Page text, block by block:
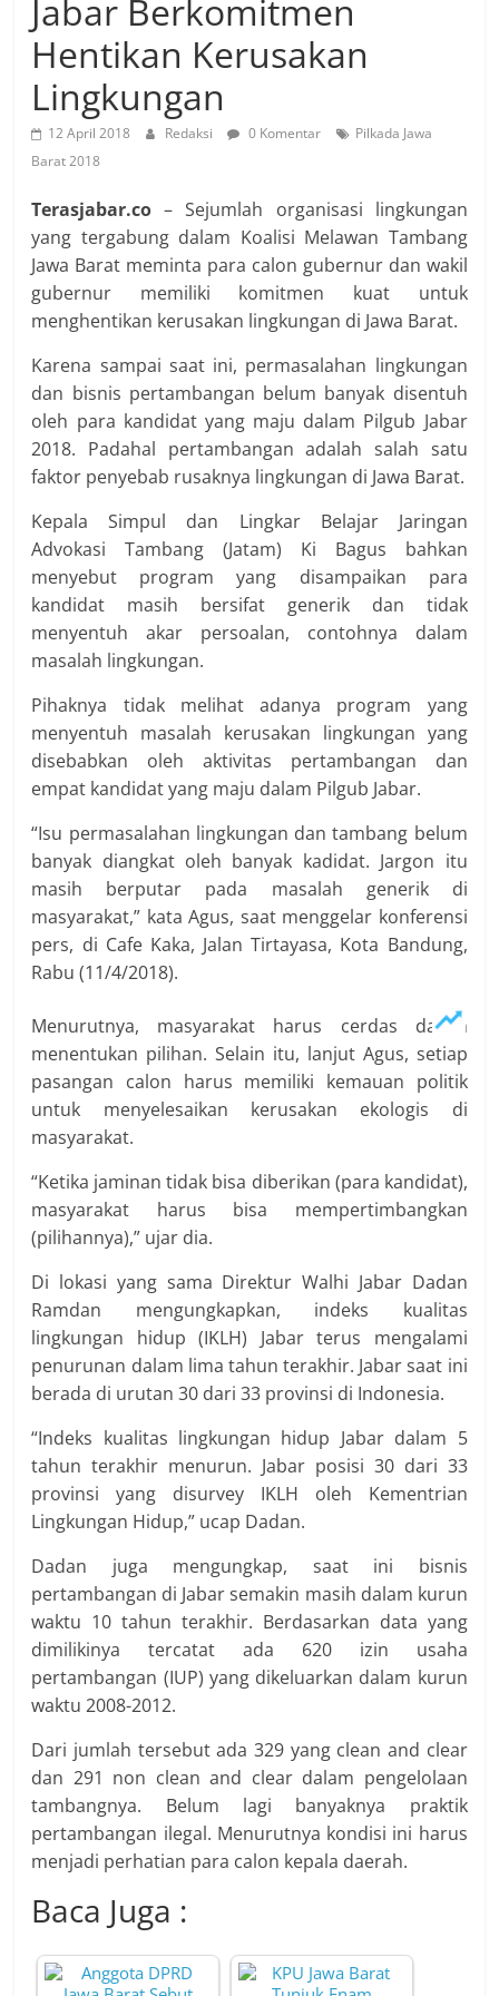
Jabar Berkomitmen
Hentikan Kerusakan
Lingkungan
12 April 2018 Redaksi 0 Komentar
Pilkada Jawa
Barat 2018
Terasjabar.co – Sejumlah organisasi lingkungan
yang tergabung dalam Koalisi Melawan Tambang
Jawa Barat meminta para calon gubernur dan wakil
gubernur memiliki komitmen kuat untuk
menghentikan kerusakan lingkungan di Jawa Barat.
Karena sampai saat ini, permasalahan lingkungan
dan bisnis pertambangan belum banyak disentuh
oleh para kandidat yang maju dalam Pilgub Jabar
2018. Padahal pertambangan adalah salah satu
faktor penyebab rusaknya lingkungan di Jawa Barat.
Kepala Simpul dan Lingkar Belajar Jaringan
Advokasi Tambang (Jatam) Ki Bagus bahkan
menyebut program yang disampaikan para
kandidat masih bersifat generik dan tidak
menyentuh akar persoalan, contohnya dalam
masalah lingkungan.
Pihaknya tidak melihat adanya program yang
menyentuh masalah kerusakan lingkungan yang
disebabkan oleh aktivitas pertambangan dan
empat kandidat yang maju dalam Pilgub Jabar.
“Isu permasalahan lingkungan dan tambang belum
banyak diangkat oleh banyak kadidat. Jargon itu
masih berputar pada masalah generik di
masyarakat,” kata Agus, saat menggelar konferensi
pers, di Cafe Kaka, Jalan Tirtayasa, Kota Bandung,
Rabu (11/4/2018).
Menurutnya, masyarakat harus cerdas dalam
menentukan pilihan. Selain itu, lanjut Agus, setiap
pasangan calon harus memiliki kemauan politik
untuk menyelesaikan kerusakan ekologis di
masyarakat.
“Ketika jaminan tidak bisa diberikan (para kandidat),
masyarakat harus bisa mempertimbangkan
(pilihannya),” ujar dia.
Di lokasi yang sama Direktur Walhi Jabar Dadan
Ramdan mengungkapkan, indeks kualitas
lingkungan hidup (IKLH) Jabar terus mengalami
penurunan dalam lima tahun terakhir. Jabar saat ini
berada di urutan 30 dari 33 provinsi di Indonesia.
“Indeks kualitas lingkungan hidup Jabar dalam 5
tahun terakhir menurun. Jabar posisi 30 dari 33
provinsi yang disurvey IKLH oleh Kementrian
Lingkungan Hidup,” ucap Dadan.
Dadan juga mengungkap, saat ini bisnis
pertambangan di Jabar semakin masih dalam kurun
waktu 10 tahun terakhir. Berdasarkan data yang
dimilikinya tercatat ada 620 izin usaha
pertambangan (IUP) yang dikeluarkan dalam kurun
waktu 2008-2012.
Dari jumlah tersebut ada 329 yang clean and clear
dan 291 non clean and clear dalam pengelolaan
tambangnya. Belum lagi banyaknya praktik
pertambangan ilegal. Menurutnya kondisi ini harus
menjadi perhatian para calon kepala daerah.
Baca Juga :